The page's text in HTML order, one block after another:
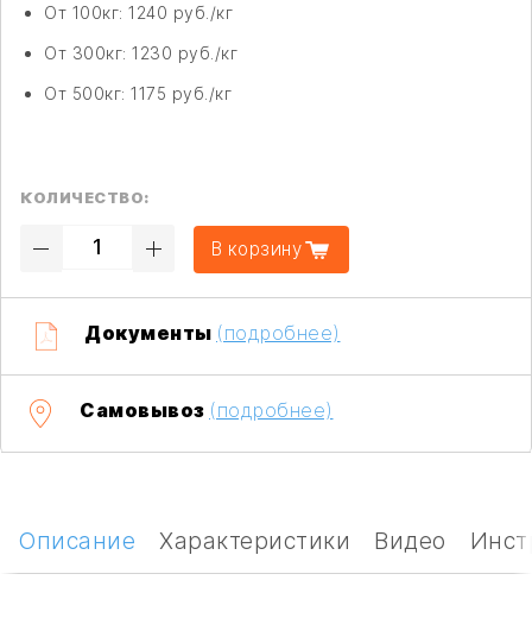
От 100кг: 1240 руб./кг
От 300кг: 1230 руб./кг
От 500кг: 1175 руб./кг
КОЛИЧЕСТВО:
В корзину
Документы (подробнее)
Самовывоз (подробнее)
Описание Характеристики Видео